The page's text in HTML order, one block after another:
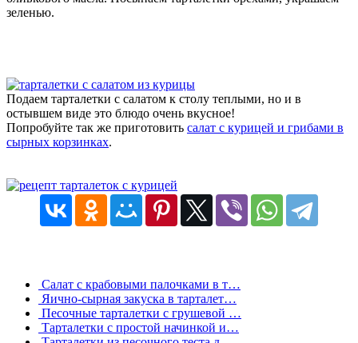
зеленью.
Подаем тарталетки с салатом к столу теплыми, но и в
остывшем виде это блюдо очень вкусное!
Попробуйте так же приготовить салат с курицей и грибами в
сырных корзинках.
Салат с крабовыми палочками в т…
Яично-сырная закуска в тарталет…
Песочные тарталетки с грушевой …
Тарталетки с простой начинкой и…